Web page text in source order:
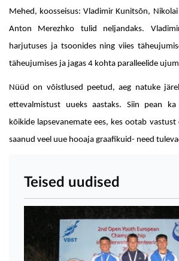
Mehed, koosseisus: Vladimir Kunitsõn, Nikolai
Anton Merezhko tulid neljandaks.
harjutuses ja tsoonides ning viies
täheujumises ja jagas 4 kohta paralleelide
Nüüd on võistlused peetud, aeg natuke
ettevalmistust uueks aastaks. Siin pean
kõikide lapsevanemate ees, kes ootab
saanud veel uue hooaja graafikuid- need
Teised uudised